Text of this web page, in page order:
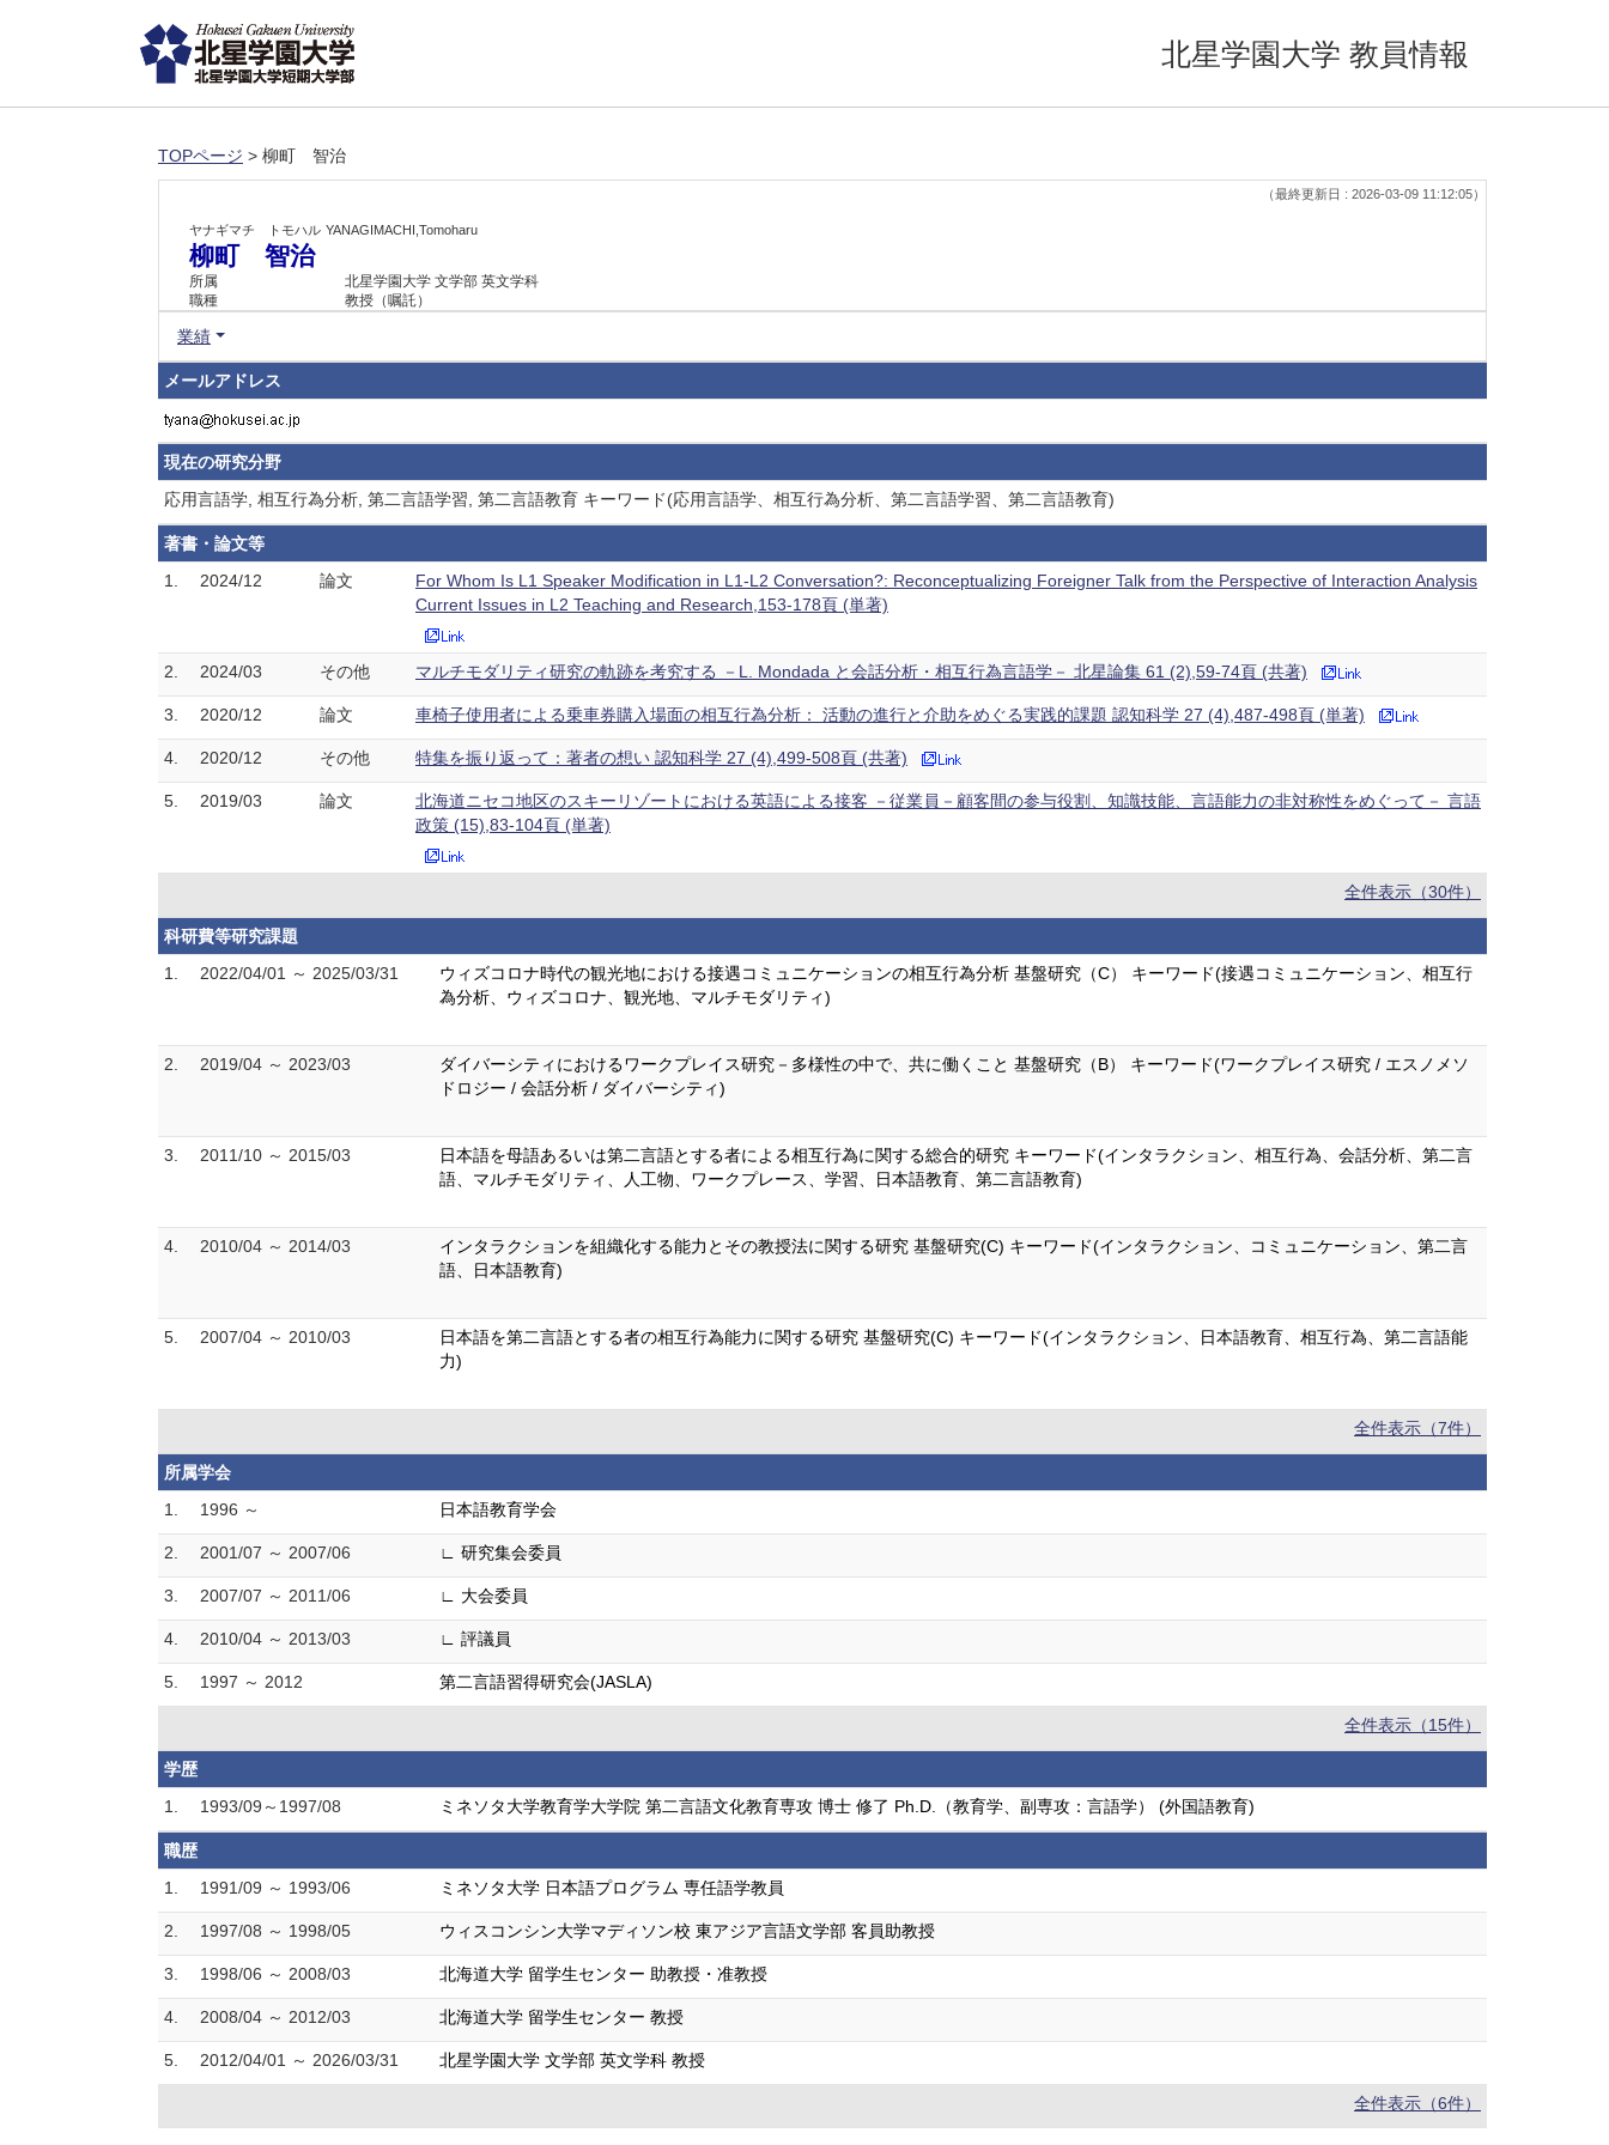
北星学園大学 教員情報
TOPページ > 柳町 智治
（最終更新日 : 2026-03-09 11:12:05）
ヤナギマチ トモハル YANAGIMACHI,Tomoharu
柳町 智治
所属
北星学園大学 文学部 英文学科
職種
教授（嘱託）
業績
メールアドレス
現在の研究分野
応用言語学, 相互行為分析, 第二言語学習, 第二言語教育 キーワード(応用言語学、相互行為分析、第二言語学習、第二言語教育)
著書・論文等
1.
2024/12 論文
For Whom Is L1 Speaker Modification in L1-L2 Conversation?: Reconceptualizing Foreigner Talk from the Perspective of Interaction Analysis
Current Issues in L2 Teaching and Research,153-178頁 (単著)
2. 2024/03 その他 マルチモダリティ研究の軌跡を考究する －L. Mondada と会話分析・相互行為言語学－ 北星論集 61 (2),59-74頁 (共著)
3. 2020/12 論文 車椅子使用者による乗車券購入場面の相互行為分析： 活動の進行と介助をめぐる実践的課題 認知科学 27 (4),487-498頁 (単著)
4. 2020/12 その他 特集を振り返って：著者の想い 認知科学 27 (4),499-508頁 (共著)
5. 2019/03 論文
北海道ニセコ地区のスキーリゾートにおける英語による接客 －従業員－顧客間の参与役割、知識技能、言語能力の非対称性をめぐって－ 言語
政策 (15),83-104頁 (単著)
全件表示（30件）
科研費等研究課題
1.
2022/04/01 ～ 2025/03/31
ウィズコロナ時代の観光地における接遇コミュニケーションの相互行為分析 基盤研究（C） キーワード(接遇コミュニケーション、相互行
為分析、ウィズコロナ、観光地、マルチモダリティ)
2. 2019/04 ～ 2023/03
ダイバーシティにおけるワークプレイス研究－多様性の中で、共に働くこと 基盤研究（B） キーワード(ワークプレイス研究 / エスノメソ
ドロジー / 会話分析 / ダイバーシティ)
3. 2011/10 ～ 2015/03
日本語を母語あるいは第二言語とする者による相互行為に関する総合的研究 キーワード(インタラクション、相互行為、会話分析、第二言
語、マルチモダリティ、人工物、ワークプレース、学習、日本語教育、第二言語教育)
4. 2010/04 ～ 2014/03
インタラクションを組織化する能力とその教授法に関する研究 基盤研究(C) キーワード(インタラクション、コミュニケーション、第二言
語、日本語教育)
5. 2007/04 ～ 2010/03
日本語を第二言語とする者の相互行為能力に関する研究 基盤研究(C) キーワード(インタラクション、日本語教育、相互行為、第二言語能
力)
全件表示（7件）
所属学会
1.
1996 ～ 日本語教育学会
2. 2001/07 ～ 2007/06 ∟ 研究集会委員
3. 2007/07 ～ 2011/06 ∟ 大会委員
4. 2010/04 ～ 2013/03 ∟ 評議員
5. 1997 ～ 2012 第二言語習得研究会(JASLA)
全件表示（15件）
学歴
1.
1993/09～1997/08 ミネソタ大学教育学大学院 第二言語文化教育専攻 博士 修了 Ph.D.（教育学、副専攻：言語学） (外国語教育)
職歴
1.
1991/09 ～ 1993/06 ミネソタ大学 日本語プログラム 専任語学教員
2. 1997/08 ～ 1998/05 ウィスコンシン大学マディソン校 東アジア言語文学部 客員助教授
3. 1998/06 ～ 2008/03 北海道大学 留学生センター 助教授・准教授
4. 2008/04 ～ 2012/03 北海道大学 留学生センター 教授
5. 2012/04/01 ～ 2026/03/31 北星学園大学 文学部 英文学科 教授
全件表示（6件）